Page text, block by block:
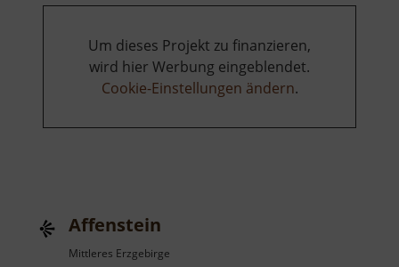
Um dieses Projekt zu finanzieren,
wird hier Werbung eingeblendet.
Cookie-Einstellungen ändern.
Affenstein
Mittleres Erzgebirge